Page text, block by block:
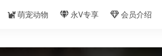
萌宠动物 永V专享 会员介绍